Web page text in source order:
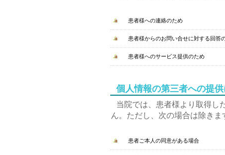
患者様への連絡のため
患者様からのお問い合せに対する回答
患者様へのサービス提供のため
個人情報の第三者への提
当院では、患者様より取得し
ん。ただし、次の場合は除きま
患者ご本人の同意がある場合